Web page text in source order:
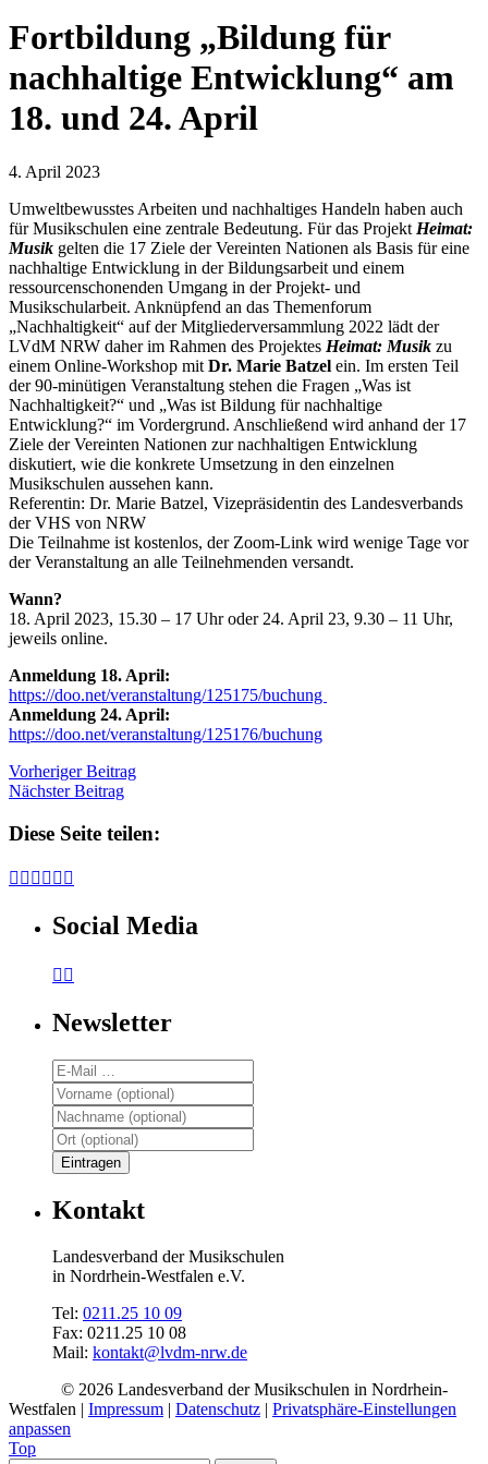
Fortbildung „Bildung für
nachhaltige Entwicklung“ am
18. und 24. April
4. April 2023
Umweltbewusstes Arbeiten und nachhaltiges Handeln haben auch
für Musikschulen eine zentrale Bedeutung. Für das Projekt Heimat:
Musik gelten die 17 Ziele der Vereinten Nationen als Basis für eine
nachhaltige Entwicklung in der Bildungsarbeit und einem
ressourcenschonenden Umgang in der Projekt- und
Musikschularbeit. Anknüpfend an das Themenforum
„Nachhaltigkeit“ auf der Mitgliederversammlung 2022 lädt der
LVdM NRW daher im Rahmen des Projektes Heimat: Musik zu
einem Online-Workshop mit Dr. Marie Batzel ein. Im ersten Teil
der 90-minütigen Veranstaltung stehen die Fragen „Was ist
Nachhaltigkeit?“ und „Was ist Bildung für nachhaltige
Entwicklung?“ im Vordergrund. Anschließend wird anhand der 17
Ziele der Vereinten Nationen zur nachhaltigen Entwicklung
diskutiert, wie die konkrete Umsetzung in den einzelnen
Musikschulen aussehen kann.
Referentin: Dr. Marie Batzel, Vizepräsidentin des Landesverbands
der VHS von NRW
Die Teilnahme ist kostenlos, der Zoom-Link wird wenige Tage vor
der Veranstaltung an alle Teilnehmenden versandt.
Wann?
18. April 2023, 15.30 – 17 Uhr oder 24. April 23, 9.30 – 11 Uhr,
jeweils online.
Anmeldung 18. April:
https://doo.net/veranstaltung/125175/buchung
Anmeldung 24. April:
https://doo.net/veranstaltung/125176/buchung
Vorheriger Beitrag
Nächster Beitrag
Diese Seite teilen:
     
Social Media
 
Newsletter
Kontakt
Landesverband der Musikschulen
in Nordrhein-Westfalen e.V.
Tel: 0211.25 10 09
Fax: 0211.25 10 08
Mail: kontakt@lvdm-nrw.de
© 2026 Landesverband der Musikschulen in Nordrhein-
Westfalen | Impressum | Datenschutz | Privatsphäre-Einstellungen
anpassen
Top